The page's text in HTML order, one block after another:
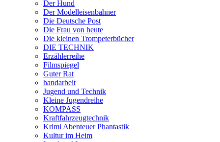
Der Hund
Der Modelleisenbahner
Die Deutsche Post
Die Frau von heute
Die kleinen Trompeterbücher
DIE TECHNIK
Erzählerreihe
Filmspiegel
Guter Rat
handarbeit
Jugend und Technik
Kleine Jugendreihe
KOMPASS
Kraftfahrzeugtechnik
Krimi Abenteuer Phantastik
Kultur im Heim